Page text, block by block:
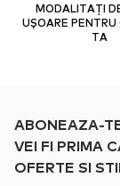
MODALITAȚI
UȘOARE
TA
ABONEAZA-
VEI FI PRIMA
OFERTE SI